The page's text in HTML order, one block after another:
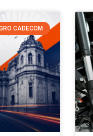
CADECOM